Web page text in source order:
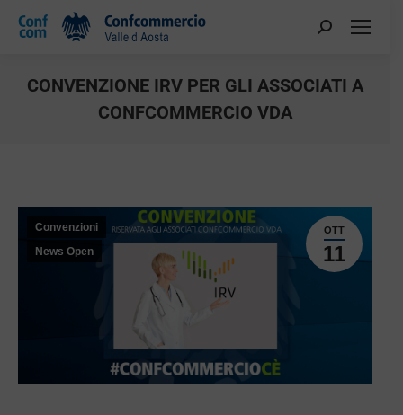
CONVENZIONE IRV PER GLI ASSOCIATI A
CONFCOMMERCIO VDA
OTT
11
Convenzioni
News Open